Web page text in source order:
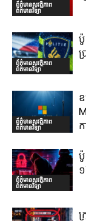
ព័ត៌មានសុវត្ថិភាព
ព័ត៌មានវិទ្យា
ព័ត៌មានសុវត្ថិភាព
ព័ត៌មានវិទ្យា
ព័ត៌មានសុវត្ថិភាព
ព័ត៌មានវិទ្យា
ក
ព័ត៌មានសុវត្ថិភាព
ព័ត៌មានវិទ្យា